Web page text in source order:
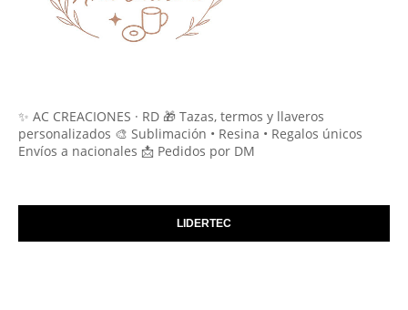
✨ AC CREACIONES · RD 🎁 Tazas, termos y llaveros
personalizados 🎨 Sublimación • Resina • Regalos únicos
Envíos a nacionales 📩 Pedidos por DM
LIDERTEC